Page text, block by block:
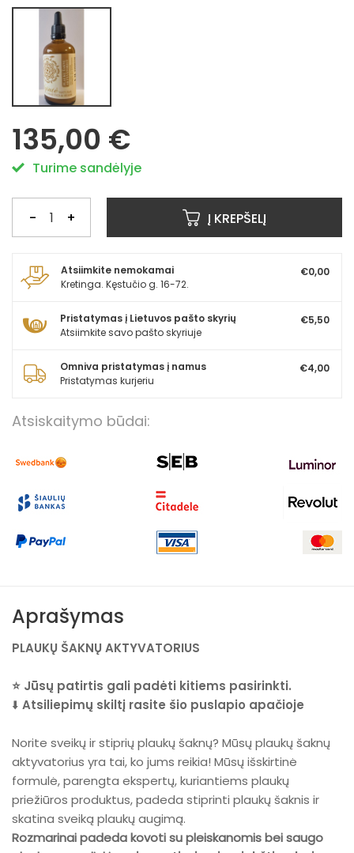
135,00 €
Turime sandėlyje
- + Į KREPŠELĮ
Atsiimkite nemokamai
Kretinga. Kęstučio g. 16-72.
€0,00
Pristatymas į Lietuvos pašto skyrių
Atsiimkite savo pašto skyriuje
€5,50
Omniva pristatymas į namus
Pristatymas kurjeriu
€4,00
Atsiskaitymo būdai:
Aprašymas
PLAUKŲ ŠAKNŲ AKTYVATORIUS
⭐ Jūsų patirtis gali padėti kitiems pasirinkti.
⬇️ Atsiliepimų skiltį rasite šio puslapio apačioje
Norite sveikų ir stiprių plaukų šaknų? Mūsų plaukų šaknų
aktyvatorius yra tai, ko jums reikia! Mūsų išskirtinė
formulė, parengta ekspertų, kuriantiems plaukų
priežiūros produktus, padeda stiprinti plaukų šaknis ir
skatina sveiką plaukų augimą.
Rozmarinai padeda kovoti su pleiskanomis bei saugo